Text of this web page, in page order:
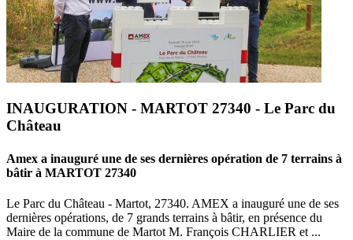
INAUGURATION - MARTOT 27340 - Le Parc du
Château
Amex a inauguré une de ses dernières opération de 7 terrains à
bâtir à MARTOT 27340
Le Parc du Château - Martot, 27340. AMEX a inauguré une de ses
dernières opérations, de 7 grands terrains à bâtir, en présence du
Maire de la commune de Martot M. François CHARLIER et ...